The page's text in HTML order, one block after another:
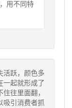
用不同特
活跃，颜色多
一起就形成了
往里面翻，
吸引消费者抓